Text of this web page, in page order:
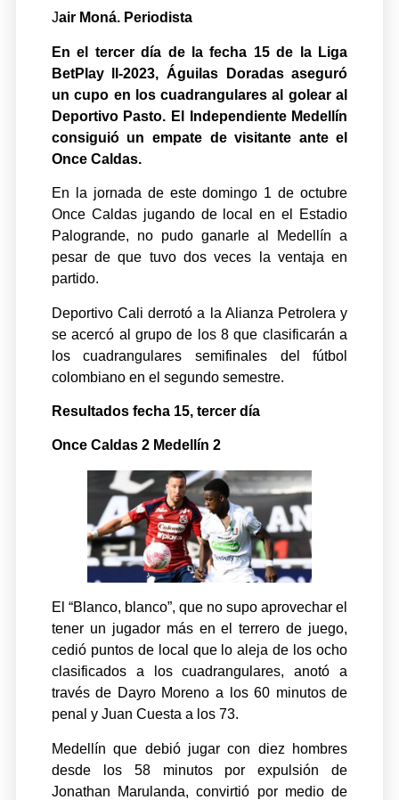
Jair Moná. Periodista
En el tercer día de la fecha 15 de la Liga
BetPlay ll-2023, Águilas Doradas aseguró
un cupo en los cuadrangulares al golear al
Deportivo Pasto. El Independiente Medellín
consiguió un empate de visitante ante el
Once Caldas.
En la jornada de este domingo 1 de octubre
Once Caldas jugando de local en el Estadio
Palogrande, no pudo ganarle al Medellín a
pesar de que tuvo dos veces la ventaja en
partido.
Deportivo Cali derrotó a la Alianza Petrolera y
se acercó al grupo de los 8 que clasificarán a
los cuadrangulares semifinales del fútbol
colombiano en el segundo semestre.
Resultados fecha 15, tercer día
Once Caldas 2 Medellín 2
El “Blanco, blanco”, que no supo aprovechar el
tener un jugador más en el terrero de juego,
cedió puntos de local que lo aleja de los ocho
clasificados a los cuadrangulares, anotó a
través de Dayro Moreno a los 60 minutos de
penal y Juan Cuesta a los 73.
Medellín que debió jugar con diez hombres
desde los 58 minutos por expulsión de
Jonathan Marulanda, convirtió por medio de